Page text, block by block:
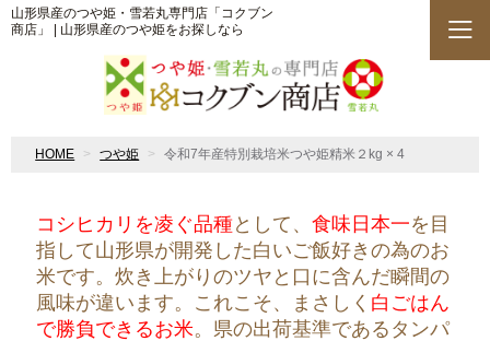
山形県産のつや姫・雪若丸専門店「コクブン
商店」 | 山形県産のつや姫をお探しなら
HOME つや姫 令和7年産特別栽培米つや姫精米２kg × 4
コシヒカリを凌ぐ品種として、食味日本一を目
指して山形県が開発した白いご飯好きの為のお
米です。炊き上がりのツヤと口に含んだ瞬間の
風味が違います。これこそ、まさしく 白ごはん
で勝負できるお米。県の出荷基準であるタンパ